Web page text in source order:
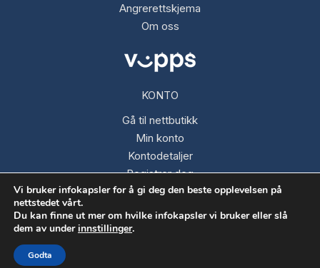
Angrerettskjema
Om oss
KONTO
Gå til nettbutikk
Min konto
Kontodetaljer
Registrer deg
Glemt passord
Vi bruker infokapsler for å gi deg den beste opplevelsen på
nettstedet vårt.
Du kan finne ut mer om hvilke infokapsler vi bruker eller slå
dem av underinnstillinger.
Godta